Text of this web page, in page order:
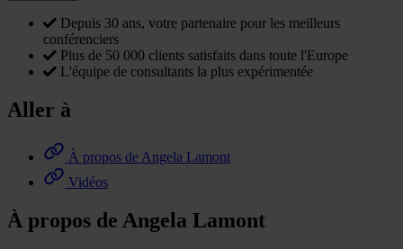
Depuis 30 ans, votre partenaire pour les meilleurs
conférenciers
Plus de 50 000 clients satisfaits dans toute l'Europe
L'équipe de consultants la plus expérimentée
Aller à
À propos de Angela Lamont
Vidéos
À propos de Angela Lamont